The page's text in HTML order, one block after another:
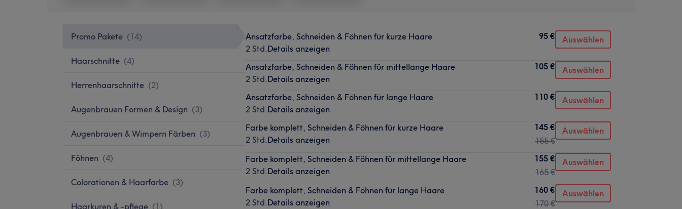
Promo Pakete (14)
Haarschnitte (4)
Herrenhaarschnitte (2)
Augenbrauen Formen & Design (3)
Augenbrauen & Wimpern Färben (3)
Föhnen (4)
Colorationen & Haarfarbe (3)
Haarkuren & -pflege (1)
Ansatzfarbe, Schneiden & Föhnen für kurze Haare
2 Std.Details anzeigen
95 € Auswählen
Ansatzfarbe, Schneiden & Föhnen für mittellange Haare
2 Std.Details anzeigen
105 € Auswählen
Ansatzfarbe, Schneiden & Föhnen für lange Haare
2 Std.Details anzeigen
110 € Auswählen
Farbe komplett, Schneiden & Föhnen für kurze Haare
2 Std.Details anzeigen
145 €
155 €
Auswählen
Farbe komplett, Schneiden & Föhnen für mittellange Haare
2 Std.Details anzeigen
155 €
165 €
Auswählen
Farbe komplett, Schneiden & Föhnen für lange Haare
2 Std.Details anzeigen
160 €
170 €
Auswählen